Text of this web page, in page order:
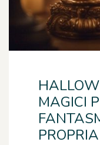
MAGICI
PROPRIA